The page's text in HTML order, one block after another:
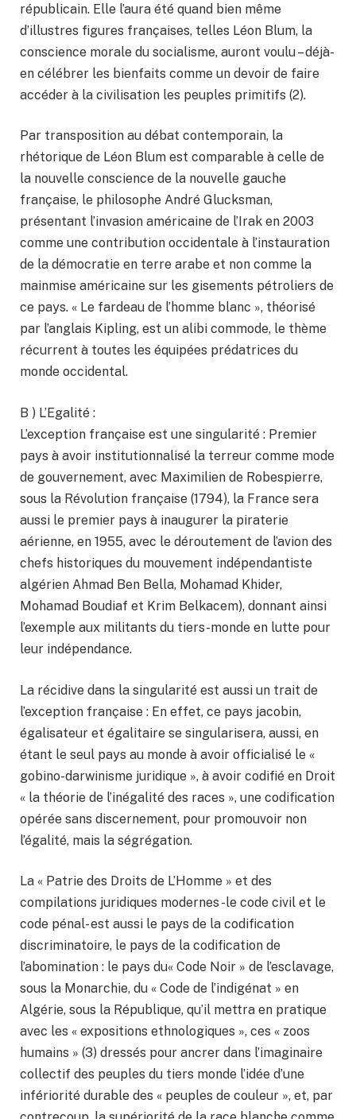
républicain. Elle l’aura été quand bien même
d’illustres figures françaises, telles Léon Blum, la
conscience morale du socialisme, auront voulu – déjà-
en célébrer les bienfaits comme un devoir de faire
accéder à la civilisation les peuples primitifs (2).
Par transposition au débat contemporain, la
rhétorique de Léon Blum est comparable à celle de
la nouvelle conscience de la nouvelle gauche
française, le philosophe André Glucksman,
présentant l’invasion américaine de l’Irak en 2003
comme une contribution occidentale à l’instauration
de la démocratie en terre arabe et non comme la
mainmise américaine sur les gisements pétroliers de
ce pays. « Le fardeau de l’homme blanc », théorisé
par l’anglais Kipling, est un alibi commode, le thème
récurrent à toutes les équipées prédatrices du
monde occidental.
B ) L’Egalité :
L’exception française est une singularité : Premier
pays à avoir institutionnalisé la terreur comme mode
de gouvernement, avec Maximilien de Robespierre,
sous la Révolution française (1794), la France sera
aussi le premier pays à inaugurer la piraterie
aérienne, en 1955, avec le déroutement de l’avion des
chefs historiques du mouvement indépendantiste
algérien Ahmad Ben Bella, Mohamad Khider,
Mohamad Boudiaf et Krim Belkacem), donnant ainsi
l’exemple aux militants du tiers-monde en lutte pour
leur indépendance.
La récidive dans la singularité est aussi un trait de
l’exception française : En effet, ce pays jacobin,
égalisateur et égalitaire se singularisera, aussi, en
étant le seul pays au monde à avoir officialisé le «
gobino-darwinisme juridique », à avoir codifié en Droit
« la théorie de l’inégalité des races », une codification
opérée sans discernement, pour promouvoir non
l’égalité, mais la ségrégation.
La « Patrie des Droits de L’Homme » et des
compilations juridiques modernes -le code civil et le
code pénal- est aussi le pays de la codification
discriminatoire, le pays de la codification de
l’abomination : le pays du« Code Noir » de l’esclavage,
sous la Monarchie, du « Code de l’indigénat » en
Algérie, sous la République, qu’il mettra en pratique
avec les « expositions ethnologiques », ces « zoos
humains » (3) dressés pour ancrer dans l’imaginaire
collectif des peuples du tiers monde l’idée d’une
infériorité durable des « peuples de couleur », et, par